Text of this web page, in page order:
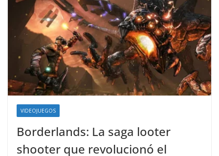
VIDEOJUEGOS
Borderlands: La saga looter
shooter que revolucionó el